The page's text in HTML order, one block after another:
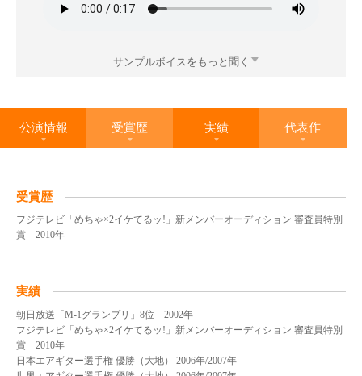
サンプルボイスをもっと聞く
公演情報 受賞歴 実績 代表作
受賞歴
フジテレビ「めちゃ×2イケてるッ!」新メンバーオーディション 審査員特別
賞 2010年
実績
朝日放送「M-1グランプリ」8位 2002年
フジテレビ「めちゃ×2イケてるッ!」新メンバーオーディション 審査員特別
賞 2010年
日本エアギター選手権 優勝（大地） 2006年/2007年